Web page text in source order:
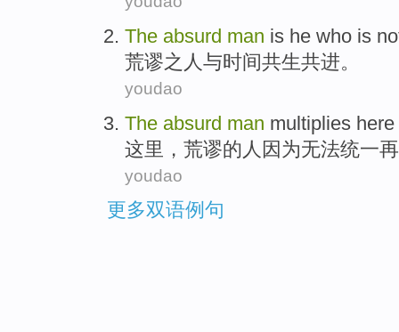
The absurd man is he who is
荒谬之 人 与时间共生共进。
youdao
The absurd man multiplies here
这里 ， 荒谬的 人 因为无法统一
youdao
更多双语例句